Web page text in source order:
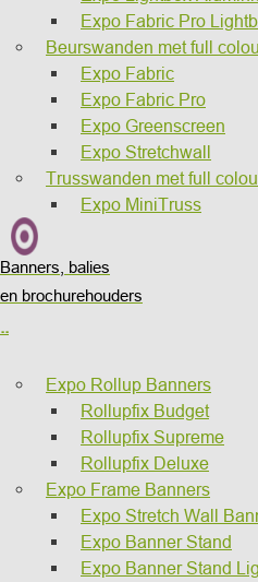
Expo Fabric Pro
Beurswanden met full
Expo Fabric
Expo Fabric Pro
Expo Greenscreen
Expo Stretchwall
Trusswanden met full
Expo MiniTruss
Banners, balies
en brochurehouders
..
Expo Rollup Banners
Rollupfix Budget
Rollupfix Supreme
Rollupfix Deluxe
Expo Frame Banners
Expo Stretch Wall
Expo Banner Stand
Expo Banner Stand